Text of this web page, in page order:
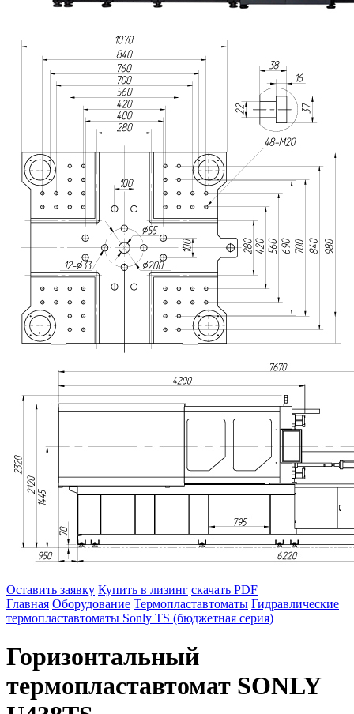
Оставить заявку Купить в лизинг скачать PDF
Главная Оборудование Термопластавтоматы Гидравлические
термопластавтоматы Sonly TS (бюджетная серия)
Горизонтальный
термопластавтомат SONLY